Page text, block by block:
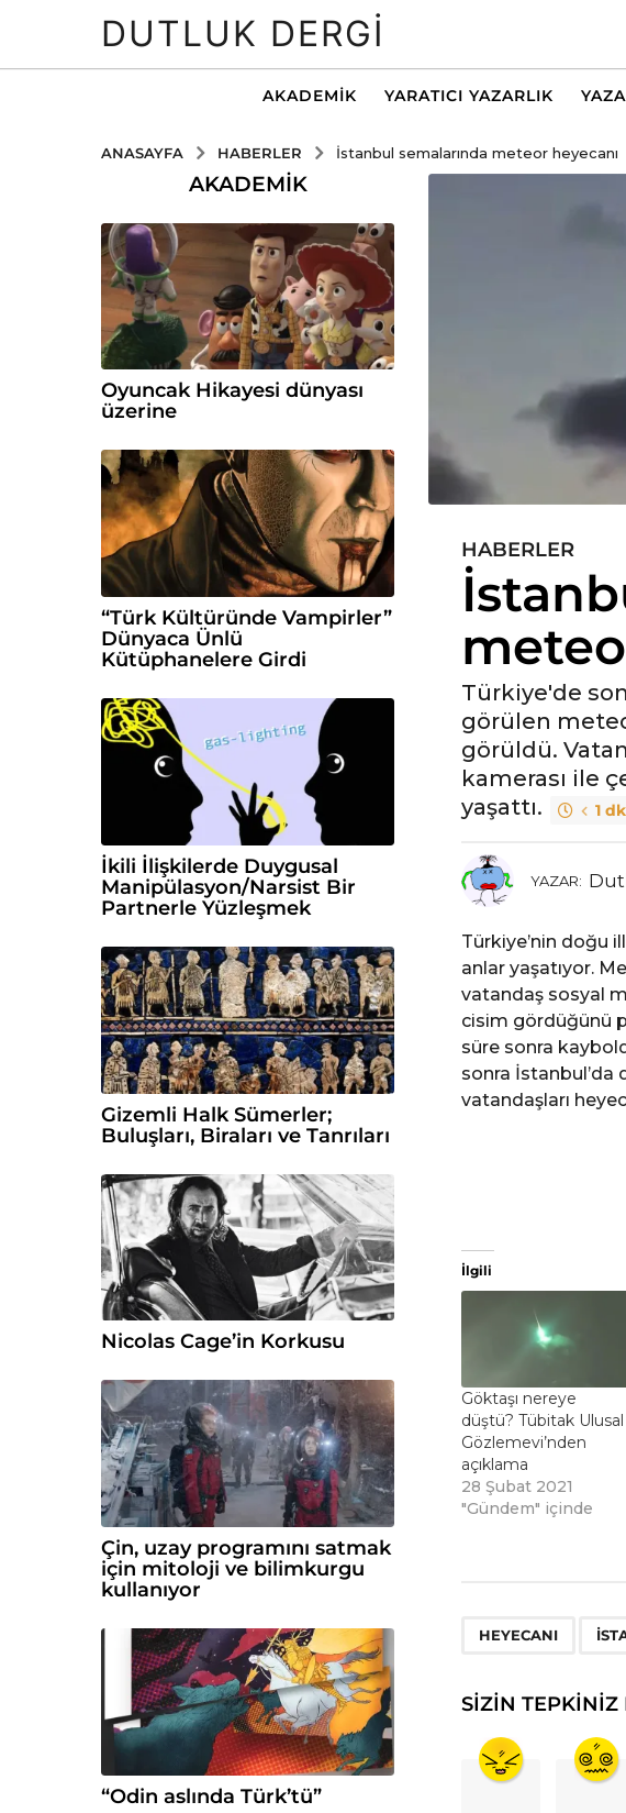
DUTLUK DERGI
AKADEMIK YARATICI YAZARLIK
ANASAYFA HABERLER İstanbul semalarında meteor heyecanı
5
y
ö
n
e
5
y
ı
ö
n
e
HABERLER
Türkiye'de
görülen
görüldü.
kamerası ile
yaşattı.
1 dk
YAZAR:
Türkiye’nin doğu
anlar yaşatıyor.
vatandaş sosyal
cisim gördüğünü
süre sonra
sonra İstanbul’da
vatandaşları
İlgili
Göktaşı nereye
düştü? Tübitak Ulusal
Gözlemevi’nden
açıklama
28 Şubat 2021
"Gündem" içinde
HEYECANI
SIZIN TEPKINIZ
AKADEMIK
Oyuncak Hikayesi dünyası
üzerine
“Türk Kültüründe Vampirler”
Dünyaca Ünlü
Kütüphanelere Girdi
İkili İlişkilerde Duygusal
Manipülasyon/Narsist Bir
Partnerle Yüzleşmek
Gizemli Halk Sümerler;
Buluşları, Biraları ve Tanrıları
Nicolas Cage’in Korkusu
Çin, uzay programını satmak
için mitoloji ve bilimkurgu
kullanıyor
“Odin aslında Türk’tü”